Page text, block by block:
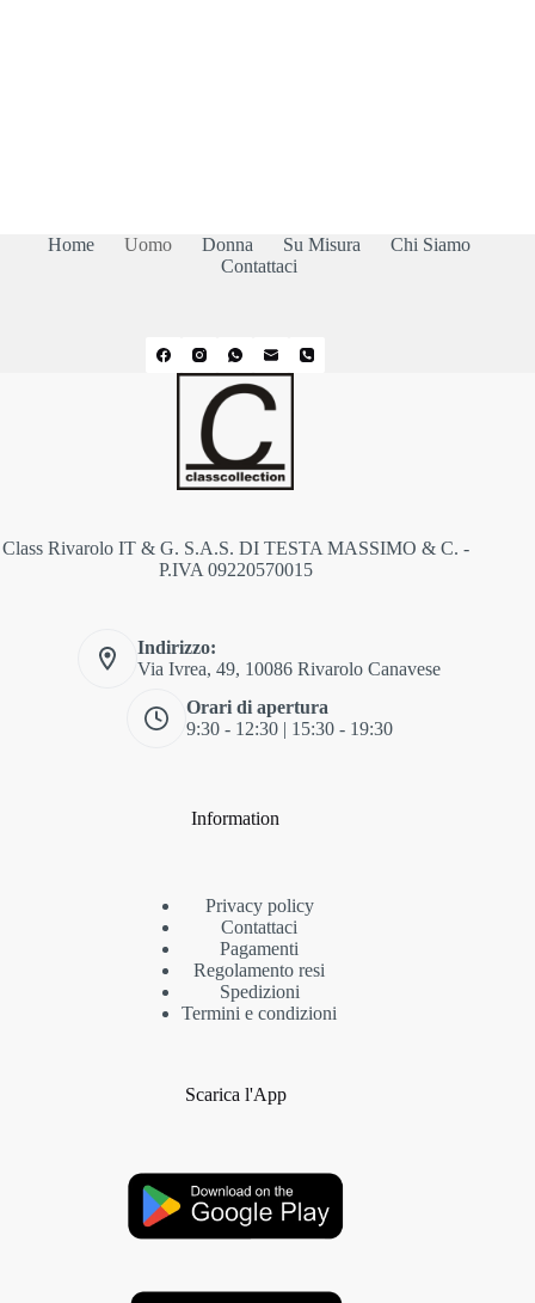
Home Uomo Donna Su Misura
Chi Siamo
Contattaci
Class Rivarolo IT & G. S.A.S. DI TESTA MASSIMO & C. -
P.IVA 09220570015
Indirizzo:
Via Ivrea, 49, 10086 Rivarolo Canavese
Orari di apertura
9:30 - 12:30 | 15:30 - 19:30
Information
Privacy policy
Contattaci
Pagamenti
Regolamento resi
Spedizioni
Termini e condizioni
Scarica l'App